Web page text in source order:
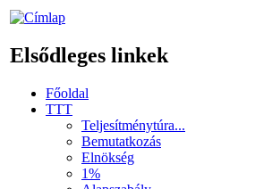
Elsődleges linkek
Főoldal
TTT
Teljesítménytúra...
Bemutatkozás
Elnökség
1%